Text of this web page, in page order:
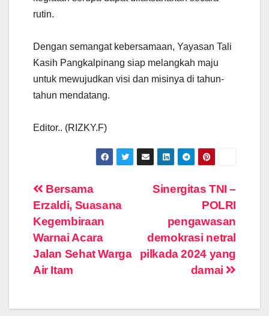
rutin.
Dengan semangat kebersamaan, Yayasan Tali
Kasih Pangkalpinang siap melangkah maju
untuk mewujudkan visi dan misinya di tahun-
tahun mendatang.
Editor.. (RIZKY.F)
Navigasi
pos
Sinergitas TNI –
POLRI
pengawasan
demokrasi netral
pilkada 2024 yang
damai
Bersama
Erzaldi, Suasana
Kegembiraan
Warnai Acara
Jalan Sehat Warga
Air Itam